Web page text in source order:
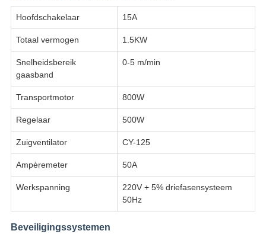
Hoofdschakelaar 15A
Totaal vermogen 1.5KW
Snelheidsbereik
gaasband
0-5 m/min
Transportmotor 800W
Regelaar 500W
Zuigventilator CY-125
Ampèremeter 50A
Werkspanning
220V + 5% driefasensysteem
50Hz
Beveiligingssystemen